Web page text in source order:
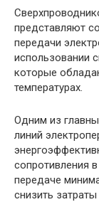
представляют
передачи
использовании
которые
температурах.
Одним из
линий
сопротивления
передаче
снизить